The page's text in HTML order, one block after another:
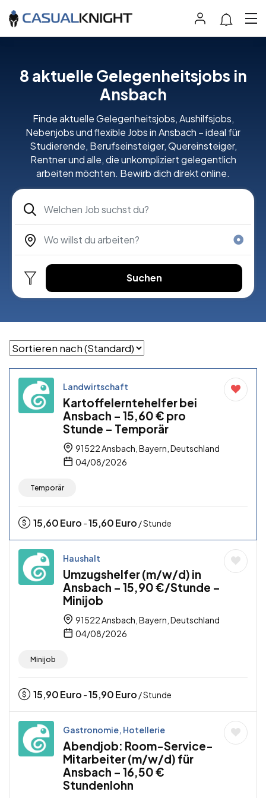
8 aktuelle Gelegenheitsjobs in
Ansbach
Finde aktuelle Gelegenheitsjobs, Aushilfsjobs,
Nebenjobs und flexible Jobs in Ansbach – ideal für
Studierende, Berufseinsteiger, Quereinsteiger,
Rentner und alle, die unkompliziert gelegentlich
arbeiten möchten. Bewirb dich direkt online.
Suchen
Landwirtschaft
Kartoffelerntehelfer bei
Ansbach – 15,60 € pro
Stunde – Temporär
91522 Ansbach, Bayern, Deutschland
04/08/2026
Temporär
15,60Euro -15,60Euro / Stunde
Haushalt
Umzugshelfer (m/w/d) in
Ansbach – 15,90 €/Stunde –
Minijob
91522 Ansbach, Bayern, Deutschland
04/08/2026
Minijob
15,90Euro -15,90Euro / Stunde
Gastronomie, Hotellerie
Abendjob: Room-Service-
Mitarbeiter (m/w/d) für
Ansbach – 16,50 €
Stundenlohn